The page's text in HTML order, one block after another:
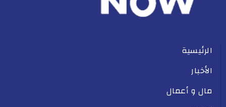
الرئيسية
الأخبار
مال و أعمال